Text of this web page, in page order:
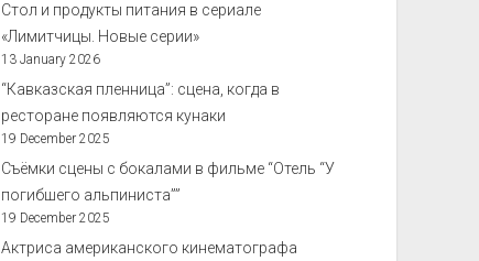
Стол и продукты питания в сериале
«Лимитчицы. Новые серии»
13 January 2026
“Кавказская пленница”: сцена, когда в
ресторане появляются кунаки
19 December 2025
Съёмки сцены с бокалами в фильме “Отель “У
погибшего альпиниста””
19 December 2025
Актриса американского кинематографа